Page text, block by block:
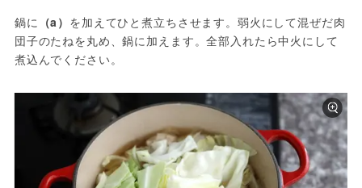
鍋に （a） を加えてひと煮立ちさせます。弱火にして混ぜだ肉
団子のたねを丸め、鍋に加えます。全部入れたら中火にして
煮込んでください。